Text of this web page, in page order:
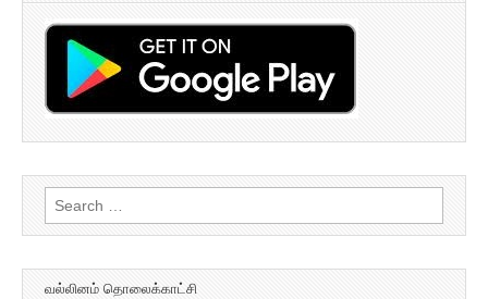
Search
for:
வல்லினம் தொலைக்காட்சி